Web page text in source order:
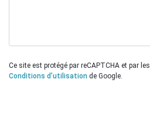
Ce site est protégé par reCAPTCHA et par les
Conditions d’utilisation de Google.